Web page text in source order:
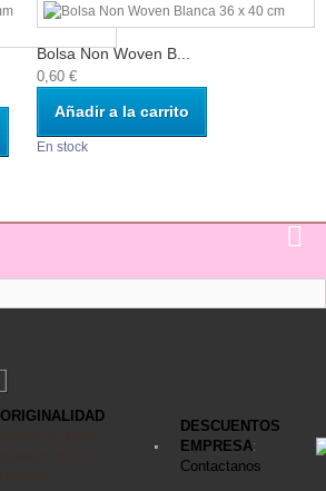
Bolsa Non Woven B...
0,60 €
Añadir a la carrito
En stock
ORIGINALIDAD
DESCUENTOS
EMPRESA:
Contactanos